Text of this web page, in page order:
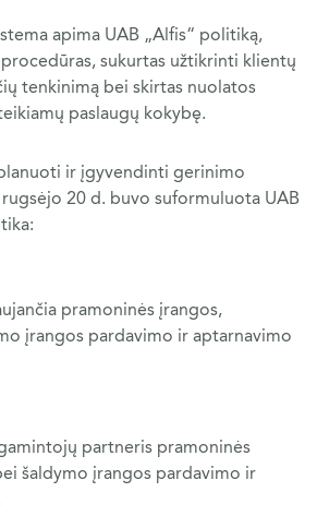
apima UAB „Alfis“ politiką,
sukurtas užtikrinti klientų
tenkinimą bei skirtas nuolatos
paslaugų kokybę.
ir įgyvendinti gerinimo
20 d. buvo suformuluota UAB
pramoninės įrangos,
įrangos pardavimo ir aptarnavimo
partneris pramoninės
šaldymo įrangos pardavimo ir